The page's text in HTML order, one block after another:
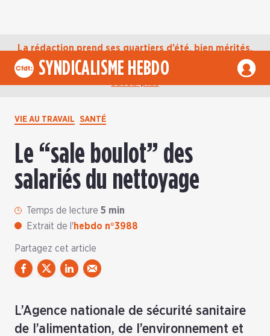
La rédaction prend ses quartiers d’été, bien mérités,
jusqu’au mardi 1er septembre. D’ici là, retrouvez
l’actualité de la CFDT sur notre compte Bluesky. En
SYNDICALISME HEBDO
VIE AU TRAVAIL SANTÉ
Le “sale boulot” des
salariés du nettoyage
Temps de lecture 5 min
Extrait de l'hebdo n°3988
Partagez cet article
L’Agence nationale de sécurité sanitaire
de l’alimentation, de l’environnement et